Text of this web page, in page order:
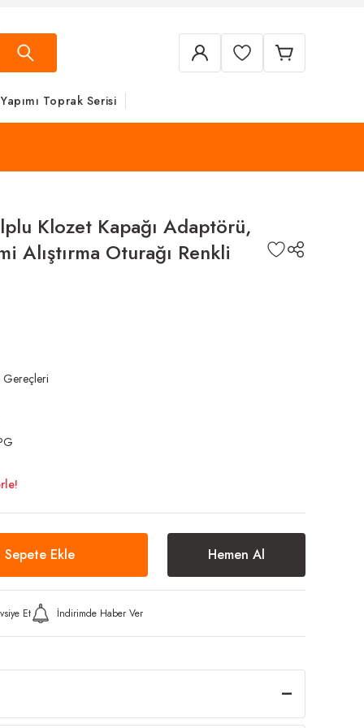
Toprak Serisi
Klozet Kapağı Adaptörü,
Alıştırma Oturağı Renkli
Gereçleri
Sepete Ekle Hemen Al
Et İndirimde Haber Ver